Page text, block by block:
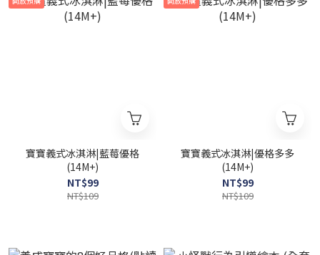
寶寶義式冰淇淋|藍莓優格
(14M+)
NT$99
NT$109
寶寶義式冰淇淋|優格多多
(14M+)
NT$99
NT$109